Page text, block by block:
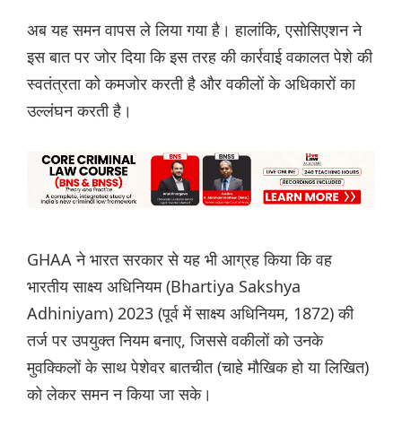
अब यह समन वापस ले लिया गया है। हालांकि, एसोसिएशन ने
इस बात पर जोर दिया कि इस तरह की कार्रवाई वकालत पेशे की
स्वतंत्रता को कमजोर करती है और वकीलों के अधिकारों का
उल्लंघन करती है।
GHAA ने भारत सरकार से यह भी आग्रह किया कि वह
भारतीय साक्ष्य अधिनियम (Bhartiya Sakshya
Adhiniyam) 2023 (पूर्व में साक्ष्य अधिनियम, 1872) की
तर्ज पर उपयुक्त नियम बनाए, जिससे वकीलों को उनके
मुवक्किलों के साथ पेशेवर बातचीत (चाहे मौखिक हो या लिखित)
को लेकर समन न किया जा सके।